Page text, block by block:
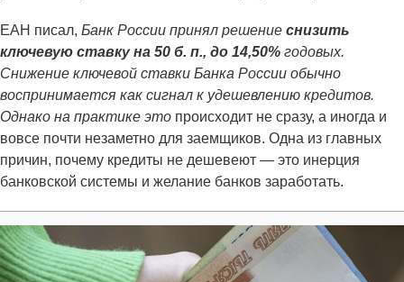
ЕАН писал, Банк России принял решение снизить
ключевую ставку на 50 б. п., до 14,50% годовых.
Снижение ключевой ставки Банка России обычно
воспринимается как сигнал к удешевлению кредитов.
Однако на практике это происходит не сразу, а иногда и
вовсе почти незаметно для заемщиков. Одна из главных
причин, почему кредиты не дешевеют — это инерция
банковской системы и желание банков заработать.